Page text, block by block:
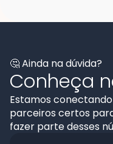
🤔 Ainda na dúvida?
Conheça
Estamos
parceiros certos
fazer parte desses